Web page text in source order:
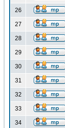
26
27
28
29
30
31
32
33
34